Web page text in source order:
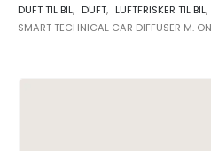
DUFT TIL BIL, DUFT, LUFTFRISKER TIL BIL,
SMART TECHNICAL CAR DIFFUSER M.